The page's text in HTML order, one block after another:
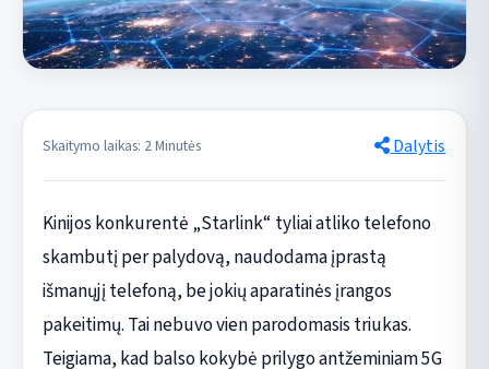
Skaitymo laikas: 2 Minutės Dalytis
Kinijos konkurentė „Starlink“ tyliai atliko telefono
skambutį per palydovą, naudodama įprastą
išmanųjį telefoną, be jokių aparatinės įrangos
pakeitimų. Tai nebuvo vien parodomasis triukas.
Teigiama, kad balso kokybė prilygo antžeminiam 5G